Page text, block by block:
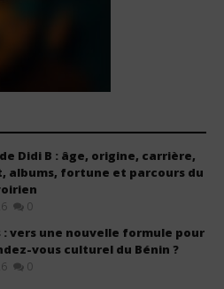
Didi B : âge, origine, carrière,
albums, fortune et parcours du
0
: vers une nouvelle formule pour
vous culturel du Bénin ?
0